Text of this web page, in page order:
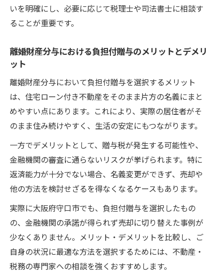
いを明確にし、必要に応じて税理士や司法書士に相談す
ることが重要です。
離婚財産分与における負担付贈与のメリットとデメリ
ット
離婚財産分与において負担付贈与を選択するメリット
は、住宅ローン付き不動産をそのまま片方の名義にまと
めやすい点にあります。これにより、実際の居住者がそ
のまま住み続けやすく、生活の安定にもつながります。
一方でデメリットとして、贈与税が発生する可能性や、
金融機関の審査に通らないリスクが挙げられます。特に
返済能力が十分でない場合、名義変更ができず、売却や
他の方法を検討せざるを得なくなるケースもあります。
実際に大阪府守口市でも、負担付贈与を選択したもの
の、金融機関の承諾が得られず売却に切り替えた事例が
少なくありません。メリット・デメリットを比較し、ご
自身の状況に最適な方法を選択するためには、不動産・
税務の専門家への相談を強くおすすめします。